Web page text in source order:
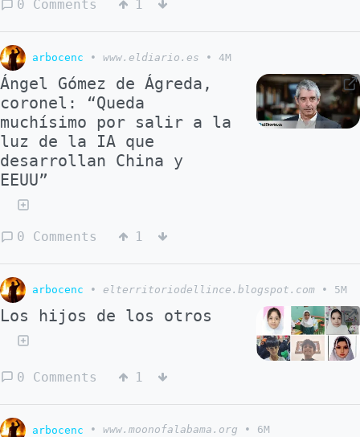
0 Comments 1
arbocenc • www.eldiario.es • 4M
Ángel Gómez de Ágreda,
coronel: “Queda
muchísimo por salir a la
luz de la IA que
desarrollan China y
EEUU”
0 Comments 1
arbocenc • elterritoriodellince.blogspot.com • 5M
Los hijos de los otros
0 Comments 1
arbocenc • www.moonofalabama.org • 6M